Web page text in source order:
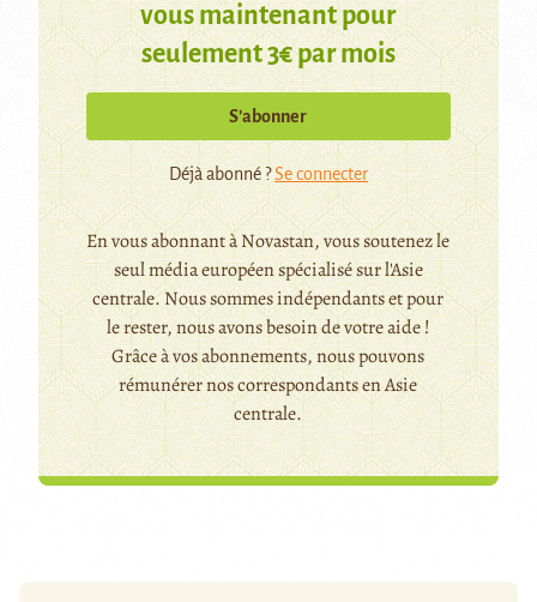
vous maintenant pour
seulement 3€ par mois
S’abonner
Déjà abonné ?Se connecter
En vous abonnant à Novastan, vous soutenez le
seul média européen spécialisé sur l'Asie
centrale. Nous sommes indépendants et pour
le rester, nous avons besoin de votre aide !
Grâce à vos abonnements, nous pouvons
rémunérer nos correspondants en Asie
centrale.